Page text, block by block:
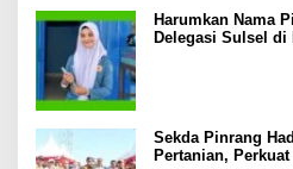
Harumkan Nama
Delegasi Sulsel
Sekda Pinrang
Pertanian,